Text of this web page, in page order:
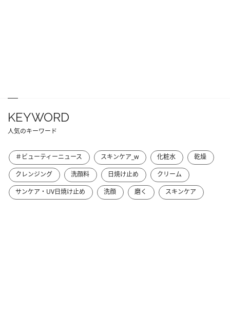
KEYWORD
人気のキーワード
＃ビューティーニュース スキンケア_w 化粧水
乾燥
クレンジング
洗顔料 日焼け止め
クリーム
サンケア・UV日焼け止め
洗顔 磨く スキンケア